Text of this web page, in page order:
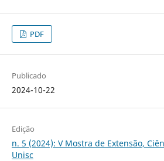
PDF
Publicado
2024-10-22
Edição
n. 5 (2024): V Mostra de Extensão,
Unisc